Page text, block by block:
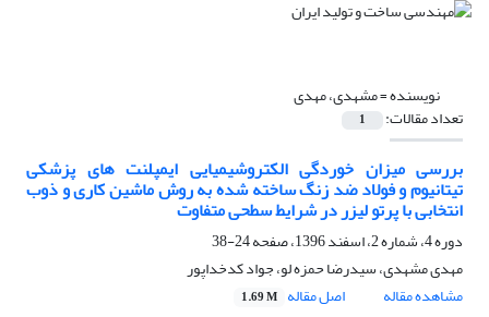
نویسنده =مشهدی، مهدی
تعداد مقالات: 1
بررسی میزان خوردگی الکتروشیمیایی ایمپلنت های پزشکی
تیتانیوم و فولاد ضد زنگ ساخته شده به روش ماشین کاری و ذوب
انتخابی با پرتو لیزر در شرایط سطحی متفاوت
دوره 4، شماره 2، اسفند 1396، صفحه
24-38
مهدی مشهدی، سیدرضا حمزه لو، جواد کدخداپور
مشاهده مقاله
اصل مقاله 1.69 M